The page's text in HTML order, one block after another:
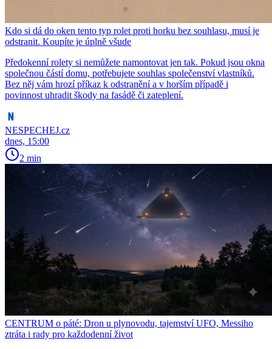
Kdo si dá do oken tento typ rolet proti horku bez souhlasu, musí je
odstranit. Koupíte je úplně všude
Předokenní rolety si nemůžete namontovat jen tak. Pokud jsou okna
společnou částí domu, potřebujete souhlas společenství vlastníků.
Bez něj vám hrozí příkaz k odstranění a v horším případě i
povinnost uhradit škody na fasádě či zateplení.
NESPECHEJ.cz
dnes, 15:00
2 min
CENTRUM o páté: Dron u plynovodu, tajemství UFO, Messiho
ztráta i rady pro každodenní život